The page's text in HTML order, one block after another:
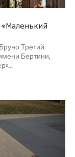
Третий
Бертини,